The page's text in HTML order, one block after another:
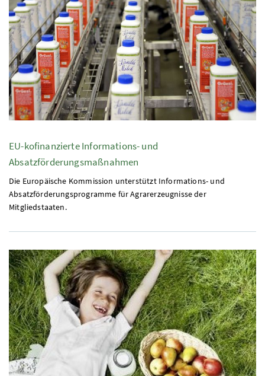
EU-kofinanzierte Informations- und
Absatzförderungsmaßnahmen
Die Europäische Kommission unterstützt Informations- und
Absatzförderungsprogramme für Agrarerzeugnisse der
Mitgliedstaaten.